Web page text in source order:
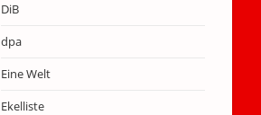
DiB
dpa
Eine Welt
Ekelliste